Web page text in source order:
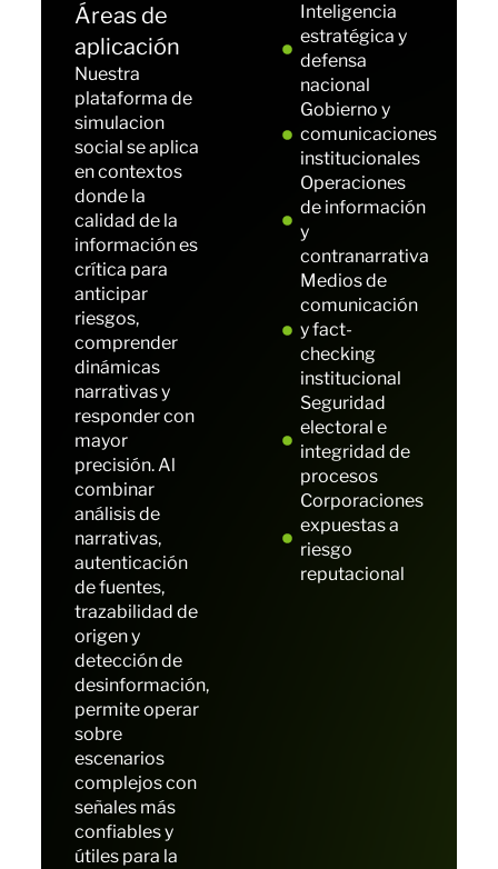
Áreas de
aplicación
Nuestra
plataforma de
simulacion
social se aplica
en contextos
donde la
calidad de la
información es
crítica para
anticipar
riesgos,
comprender
dinámicas
narrativas y
responder con
mayor
precisión. Al
combinar
análisis de
narrativas,
autenticación
de fuentes,
trazabilidad de
origen y
detección de
desinformación,
permite operar
sobre
escenarios
complejos con
señales más
confiables y
útiles para la
Inteligencia
estratégica y
defensa
nacional
Gobierno y
comunicaciones
institucionales
Operaciones
de información
y
contranarrativa
Medios de
comunicación
y fact-
checking
institucional
Seguridad
electoral e
integridad de
procesos
Corporaciones
expuestas a
riesgo
reputacional